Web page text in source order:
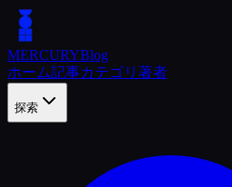
MERCURYBlog
ホーム記事カテゴリ 著者
探索